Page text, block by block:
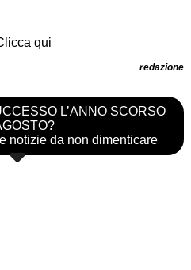
qui
redazione
L’ANNO SCORSO
notizie da non dimenticare